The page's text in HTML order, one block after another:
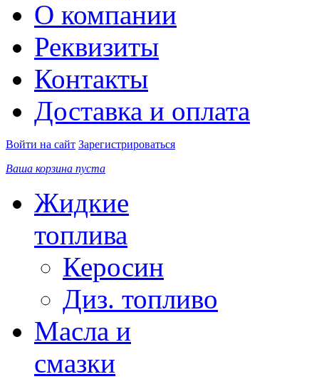
О компании
Реквизиты
Контакты
Доставка и оплата
Войти на сайт Зарегистрироваться
Ваша корзина пуста
Жидкие
топлива
Керосин
Диз. топливо
Масла и
смазки